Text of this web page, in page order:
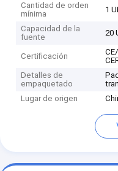
Cantidad de orden
mínima
1
Capacidad de la
fuente
20
Certificación
Detalles de
empaquetado
Lugar de origen